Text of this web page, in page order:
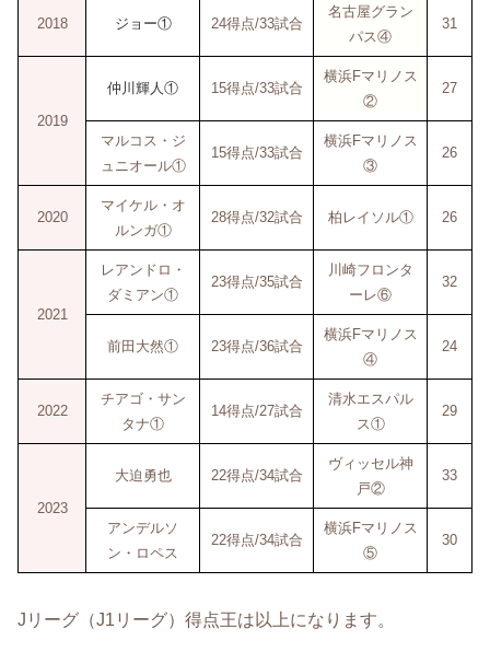
2018 ジョー① 24得点/33試合
名古屋グラン
パス④
31
2019
仲川輝人① 15得点/33試合
横浜Fマリノス
②
27
マルコス・ジ
ュニオール①
15得点/33試合
横浜Fマリノス
③
26
2020
マイケル・オ
ルンガ①
28得点/32試合 柏レイソル① 26
2021
レアンドロ・
ダミアン①
23得点/35試合
川崎フロンタ
ーレ⑥
32
前田大然① 23得点/36試合
横浜Fマリノス
④
24
2022
チアゴ・サン
タナ①
14得点/27試合
清水エスパル
ス①
29
2023
大迫勇也 22得点/34試合
ヴィッセル神
戸②
33
アンデルソ
ン・ロペス
22得点/34試合
横浜Fマリノス
⑤
30
Jリーグ（J1リーグ）得点王は以上になります。